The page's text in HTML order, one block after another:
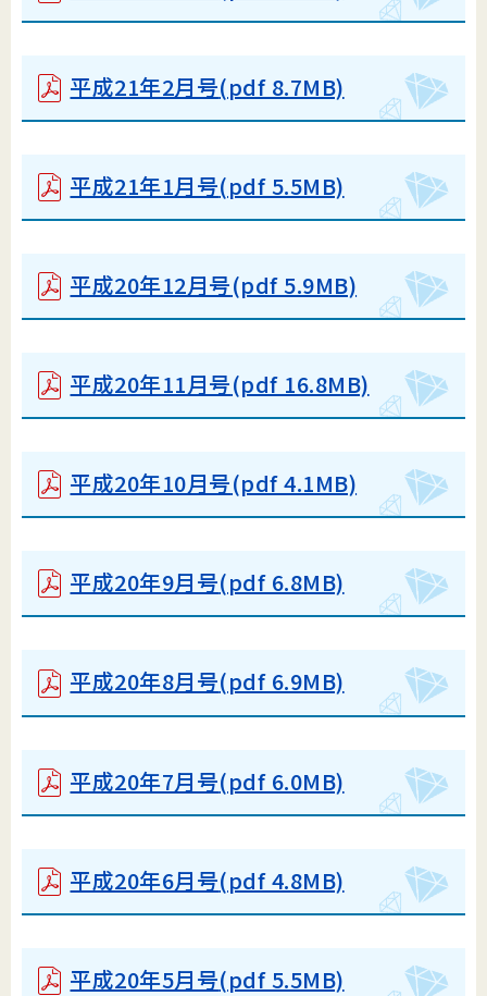
平成21年2月号(pdf 8.7MB)
平成21年1月号(pdf 5.5MB)
平成20年12月号(pdf 5.9MB)
平成20年11月号(pdf 16.8MB)
平成20年10月号(pdf 4.1MB)
平成20年9月号(pdf 6.8MB)
平成20年8月号(pdf 6.9MB)
平成20年7月号(pdf 6.0MB)
平成20年6月号(pdf 4.8MB)
平成20年5月号(pdf 5.5MB)